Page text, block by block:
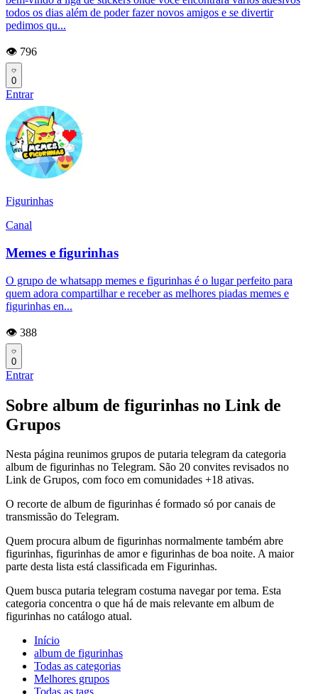
todos os dias além de poder fazer novos amigos e se divertir
pedimos qu...
👁️ 796
0
Entrar
Figurinhas
Canal
Memes e figurinhas
O grupo de whatsapp memes e figurinhas é o lugar perfeito para
quem adora compartilhar e receber as melhores piadas memes e
figurinhas en...
👁️ 388
0
Entrar
Sobre album de figurinhas no Link de
Grupos
Nesta página reunimos grupos de putaria telegram da categoria
album de figurinhas no Telegram. São 20 convites revisados no
Link de Grupos, com foco em comunidades +18 ativas.
O recorte de album de figurinhas é formado só por canais de
transmissão do Telegram.
Quem procura album de figurinhas normalmente também abre
figurinhas, figurinhas de amor e figurinhas de boa noite. A maior
parte desta lista está classificada em Figurinhas.
Quem busca putaria telegram costuma navegar por tema. Esta
categoria concentra o que há de mais relevante em album de
figurinhas no catálogo atual.
Início
album de figurinhas
Todas as categorias
Melhores grupos